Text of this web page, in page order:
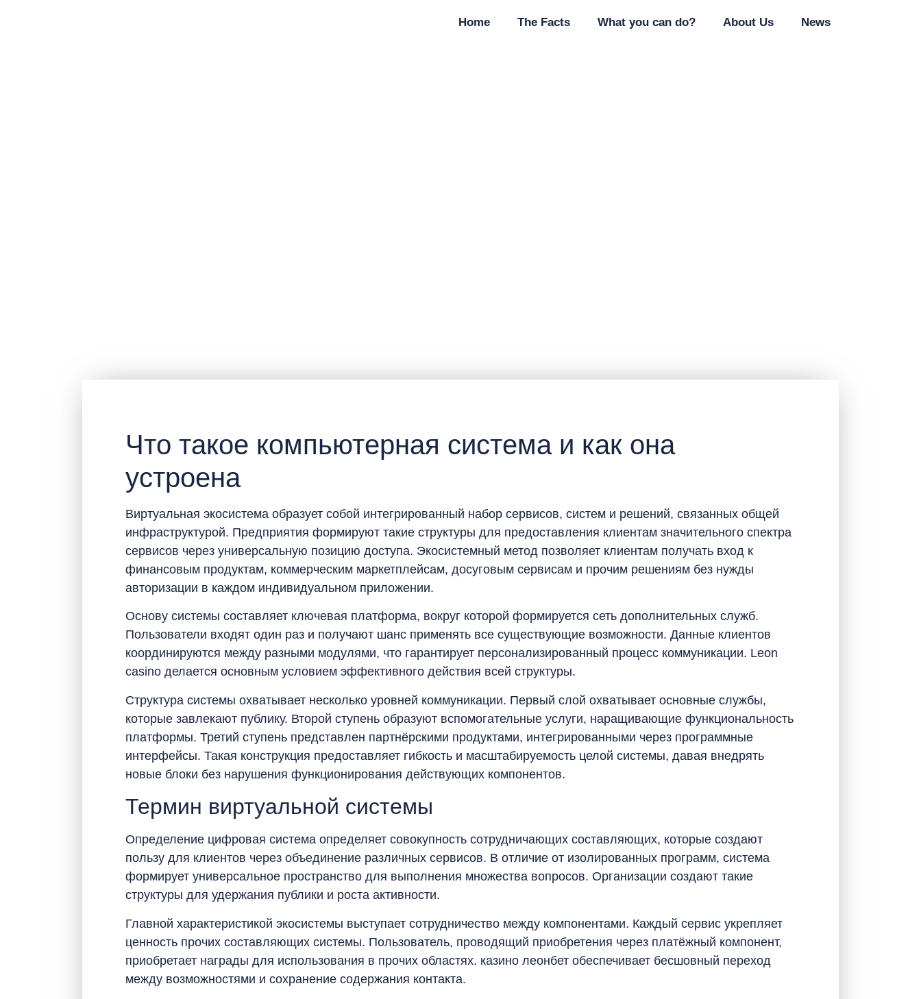
Home The Facts What you can do? About Us News
Что такое компьютерная система и как она
устроена
Виртуальная экосистема образует собой интегрированный набор сервисов, систем и решений, связанных общей
инфраструктурой. Предприятия формируют такие структуры для предоставления клиентам значительного спектра
сервисов через универсальную позицию доступа. Экосистемный метод позволяет клиентам получать вход к
финансовым продуктам, коммерческим маркетплейсам, досуговым сервисам и прочим решениям без нужды
авторизации в каждом индивидуальном приложении.
Основу системы составляет ключевая платформа, вокруг которой формируется сеть дополнительных служб.
Пользователи входят один раз и получают шанс применять все существующие возможности. Данные клиентов
координируются между разными модулями, что гарантирует персонализированный процесс коммуникации. Leon
casino делается основным условием эффективного действия всей структуры.
Структура системы охватывает несколько уровней коммуникации. Первый слой охватывает основные службы,
которые завлекают публику. Второй ступень образуют вспомогательные услуги, наращивающие функциональность
платформы. Третий ступень представлен партнёрскими продуктами, интегрированными через программные
интерфейсы. Такая конструкция предоставляет гибкость и масштабируемость целой системы, давая внедрять
новые блоки без нарушения функционирования действующих компонентов.
Термин виртуальной системы
Определение цифровая система определяет совокупность сотрудничающих составляющих, которые создают
пользу для клиентов через объединение различных сервисов. В отличие от изолированных программ, система
формирует универсальное пространство для выполнения множества вопросов. Организации создают такие
структуры для удержания публики и роста активности.
Главной характеристикой экосистемы выступает сотрудничество между компонентами. Каждый сервис укрепляет
ценность прочих составляющих системы. Пользователь, проводящий приобретения через платёжный компонент,
приобретает награды для использования в прочих областях. казино леонбет обеспечивает бесшовный переход
между возможностями и сохранение содержания контакта.